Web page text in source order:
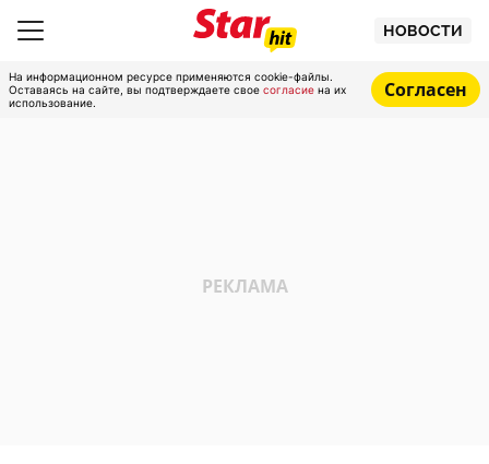
НОВОСТИ
На информационном ресурсе применяются cookie-файлы.
Оставаясь на сайте, вы подтверждаете свое согласие на их
использование.
Согласен